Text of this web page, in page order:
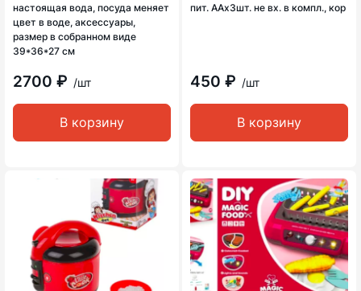
настоящая вода, посуда меняет
цвет в воде, аксессуары,
размер в собранном виде
39*36*27 см
2700 ₽ /шт
В корзину
пит. ААх3шт. не вх. в компл., кор
450 ₽ /шт
В корзину